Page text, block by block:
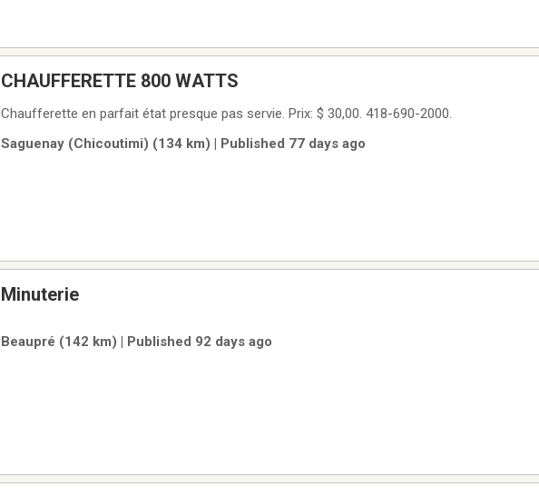
CHAUFFERETTE 800 WATTS
Chaufferette en parfait état presque pas servie. Prix: $ 30,00. 418-690-2000.
Saguenay (Chicoutimi) (134 km) | Published 77 days ago
Minuterie
Beaupré (142 km) | Published 92 days ago